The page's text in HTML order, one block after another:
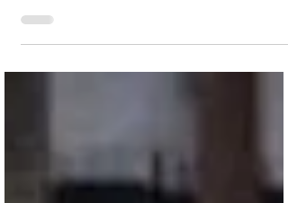
captura en Paratebueno...